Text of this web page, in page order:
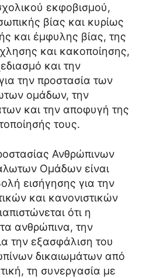
εκφοβισμού,
βίας και κυρίως
και έμφυλης βίας, της
και κακοποίησης,
και την
την προστασία των
ομάδων, την
και την αποφυγή της
τους.
Ανθρώπινων
Ομάδων είναι
εισήγησης για την
και κανονιστικών
ότι η
ανθρώπινα, την
την εξασφάλιση του
δικαιωμάτων από
τη συνεργασία με